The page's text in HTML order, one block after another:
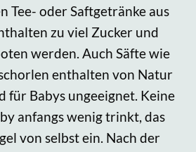
Tee- oder Saftgetränke aus
zu viel Zucker und
werden. Auch Säfte wie
enthalten von Natur
für Babys ungeeignet. Keine
anfangs wenig trinkt, das
von selbst ein. Nach der